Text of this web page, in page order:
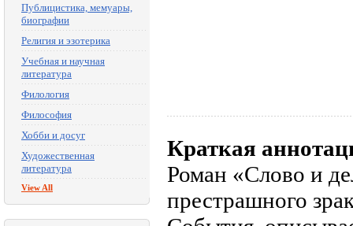
Публицистика, мемуары,
биографии
Религия и эзотерика
Учебная и научная
литература
Филология
Философия
Хобби и досуг
Художественная
литература
View All
Краткая
Роман «Слово и
престрашного